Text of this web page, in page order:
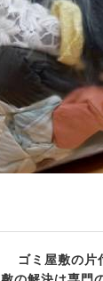
ゴミ屋敷の片